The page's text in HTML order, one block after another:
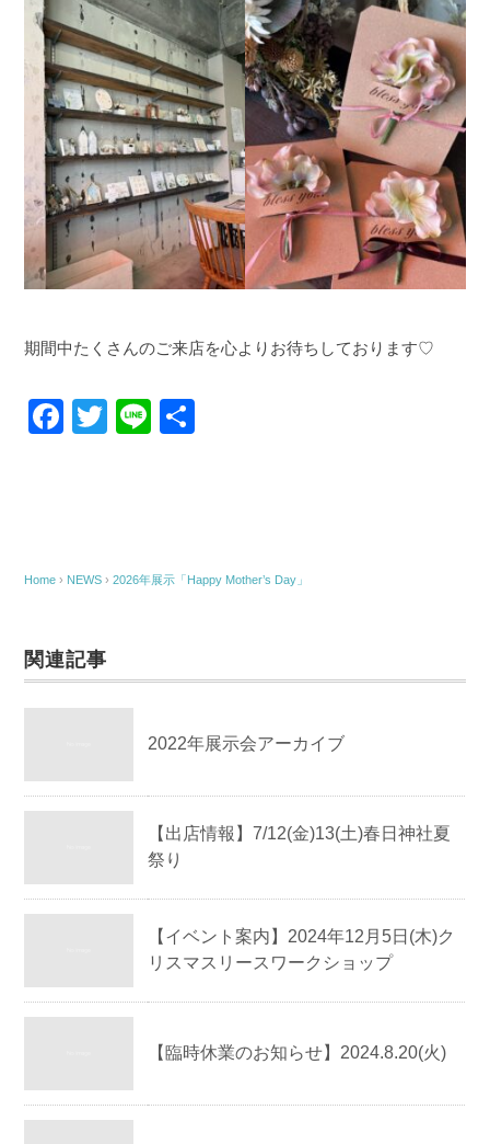
期間中たくさんのご来店を心よりお待ちしております♡
F
o
k
T
Li
Home › NEWS ›2026年展示「Happy Mother’s Day」
関連記事
2022年展示会アーカイブ
【出店情報】7/12(金)13(土)春日神社夏
祭り
【イベント案内】2024年12月5日(木)ク
リスマスリースワークショップ
【臨時休業のお知らせ】2024.8.20(火)